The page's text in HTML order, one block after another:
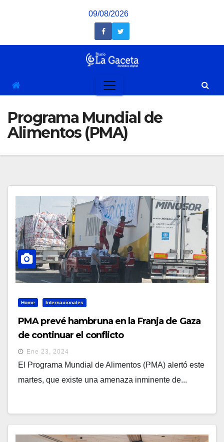
09/08/2026
Programa Mundial de
Alimentos (PMA)
Home Internacionales
PMA prevé hambruna en la Franja de Gaza
de continuar el conflicto
Ene 23, 2024
El Programa Mundial de Alimentos (PMA) alertó este
martes, que existe una amenaza inminente de...